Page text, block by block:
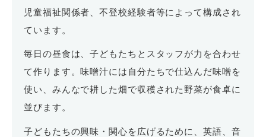
児童福祉関係者、不登校経験者等によって構成され
ています。
毎日の昼食は、子どもたちとスタッフが力を合わせ
て作ります。味噌汁には自分たちで仕込んだ味噌を
使い、みんなで耕した畑で収穫された野菜が食卓に
並びます。
子どもたちの興味・関心を広げるために、英語、音